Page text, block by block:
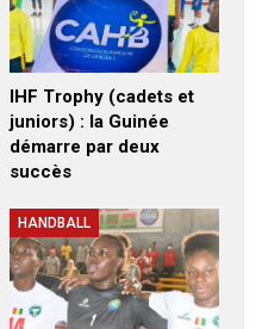
IHF Trophy (cadets et
juniors) : la Guinée
démarre par deux
succès
HANDBALL